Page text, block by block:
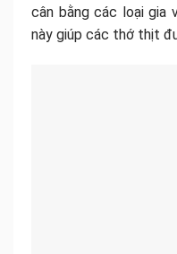
cân bằng các loại gia
này giúp các thớ thịt